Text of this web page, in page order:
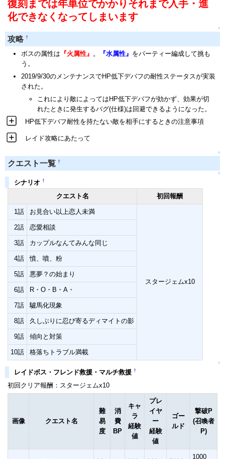
復刻までは年単位でかかりそれまで入手・進
化できなくなってしまいます
↑
攻略 †
ボスの属性は 『火属性』 。 『水属性』 をパーティー編成して挑も
う。
2019/9/30のメンテナンスでHP低下デバフの耐性ステータスが実装
された。
これにより敵によってはHP低下デバフが効かず、効果が切
れたときに発生するバグ(仕様)は回避できるようになった。
HP低下デバフ耐性を持たない敵を相手にするときの注意事項
レイド攻略にあたって
↑
クエスト一覧 †
↑
シナリオ †
クエスト名 初回報酬
1話 お見合い以上恋人未満
スタージェムx10
2話 恋愛相談
3話 カップルなんてみんな同じ
4話 憤、噴、粉
5話 悪夢？の始まり
6話 R・O・B・A・
7話 驢馬化現象
8話 久しぶりに忍び寄るディマイトの影
9話 傾向と対策
10話 格落ちトラブル満載
↑
レイドボス・フレンド救援・マルチ救援 †
初回クリア報酬：スタージェムx10
画像 クエスト名
難
易
度
消
費
BP
キャ
ラ
経験
値
プレ
イヤ
ー
経験
値
ゴー
ルド
撃破P
(召喚者
P)
1000